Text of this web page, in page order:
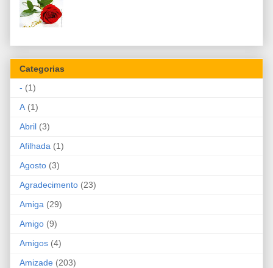
Categorias
- (1)
A (1)
Abril (3)
Afilhada (1)
Agosto (3)
Agradecimento (23)
Amiga (29)
Amigo (9)
Amigos (4)
Amizade (203)